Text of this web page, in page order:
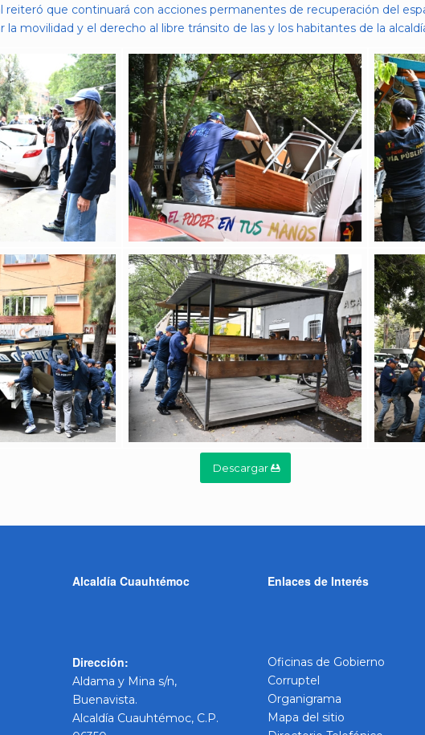
reiteró que continuará con acciones permanentes de recuperación del
la movilidad y el derecho al libre tránsito de las y los habitantes de la
Descargar
Alcaldía Cuauhtémoc
Dirección:
Aldama y Mina s/n,
Buenavista.
Alcaldía Cuauhtémoc, C.P.
Enlaces de Interés
Oficinas de Gobierno
Corruptel
Organigrama
Mapa del sitio